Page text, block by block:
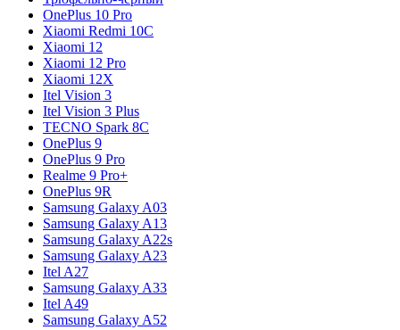
OnePlus 10 Pro
Xiaomi Redmi 10C
Xiaomi 12
Xiaomi 12 Pro
Xiaomi 12X
Itel Vision 3
Itel Vision 3 Plus
TECNO Spark 8C
OnePlus 9
OnePlus 9 Pro
Realme 9 Pro+
OnePlus 9R
Samsung Galaxy A03
Samsung Galaxy A13
Samsung Galaxy A22s
Samsung Galaxy A23
Itel A27
Samsung Galaxy A33
Itel A49
Samsung Galaxy A52